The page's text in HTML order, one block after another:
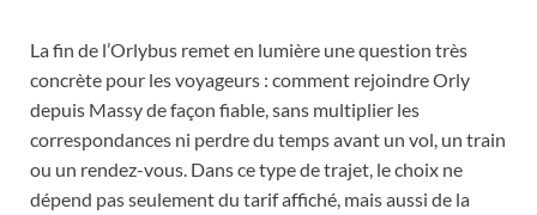
La fin de l’Orlybus remet en lumière une question très
concrète pour les voyageurs : comment rejoindre Orly
depuis Massy de façon fiable, sans multiplier les
correspondances ni perdre du temps avant un vol, un train
ou un rendez-vous. Dans ce type de trajet, le choix ne
dépend pas seulement du tarif affiché, mais aussi de la